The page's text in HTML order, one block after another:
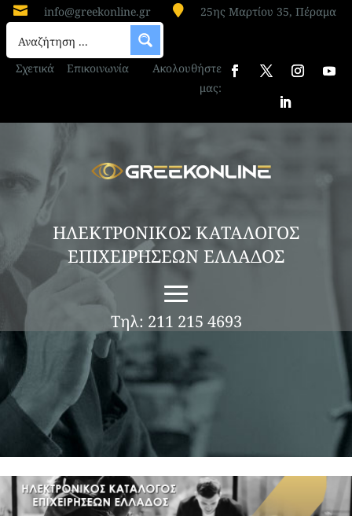
 info@greekonline.gr  25ης Μαρτίου 35, Πέραμα
Σχετικά Επικοινωνία
Ακολουθήστε
μας:
ΗΛΕΚΤΡΟΝΙΚΟΣ ΚΑΤΑΛΟΓΟΣ
ΕΠΙΧΕΙΡΗΣΕΩΝ ΕΛΛΑΔΟΣ
Τηλ: 211 215 4693